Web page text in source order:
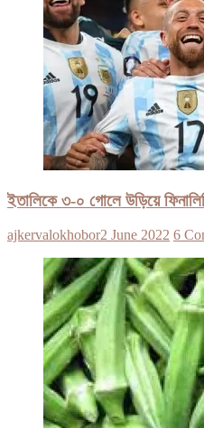
ইতালিকে ৩-০ গোলে উড়িয়ে
ajkervalokhobor2 June 2022 6